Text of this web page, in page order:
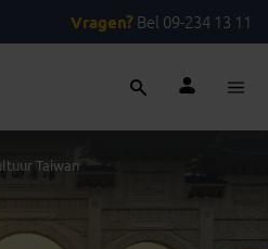
Vragen? Bel 09-234 13 11
Taiwan